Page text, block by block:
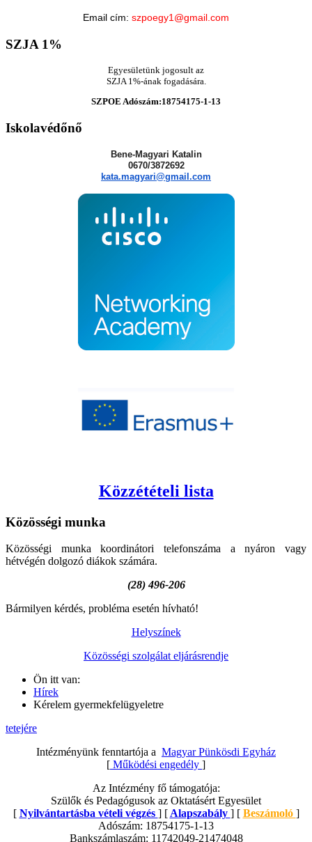
Email cím: szpoegy1@gmail.com
SZJA 1%
Egyesületünk jogosult az
SZJA 1%-ának fogadására.
SZPOE Adószám:18754175-1-13
Iskolavédőnő
Bene-Magyari Katalin
0670/3872692
kata.magyari@gmail.com
Közzétételi lista
Közösségi munka
Közösségi munka koordinátori telefonszáma a nyáron vagy
hétvégén dolgozó diákok számára.
(28) 496-206
Bármilyen kérdés, probléma esetén hívható!
Helyszínek
Közösségi szolgálat eljárásrendje
Ön itt van:
Hírek
Kérelem gyermekfelügyeletre
tetejére
Intézményünk fenntartója a Magyar Pünkösdi Egyház
[ Működési engedély ]
Az Intézmény fő támogatója:
Szülők és Pedagógusok az Oktatásért Egyesület
[ Nyilvántartásba vételi végzés ] [ Alapszabály ] [ Beszámoló ]
Adószám: 18754175-1-13
Bankszámlaszám: 11742049-21474048